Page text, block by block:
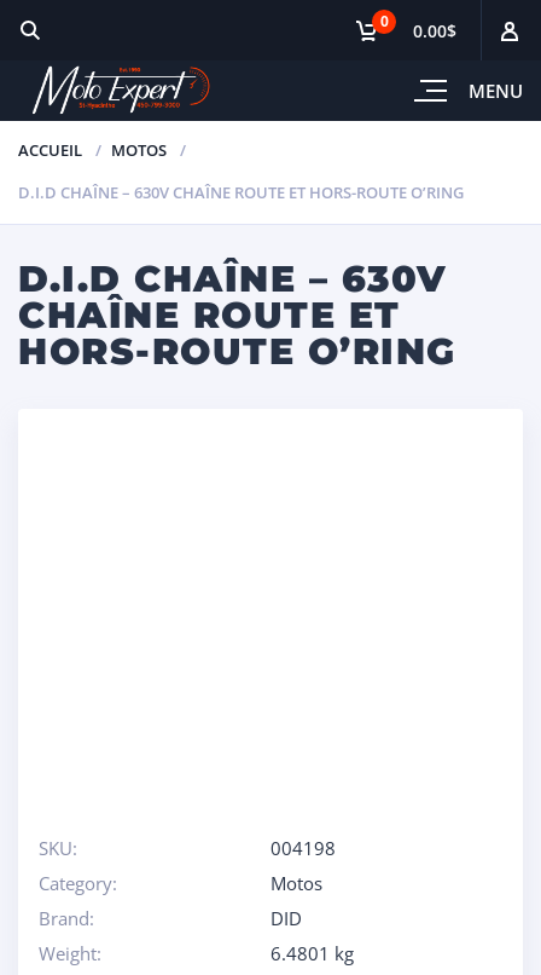
MENU
0 0.00$
ACCUEIL
MOTOS
D.I.D CHAÎNE – 630V CHAÎNE ROUTE ET HORS-ROUTE O’RING
D.I.D CHAÎNE – 630V
CHAÎNE ROUTE ET
HORS-ROUTE O’RING
SKU:
004198
Category:
Motos
Brand:
DID
Weight:
6.4801 kg